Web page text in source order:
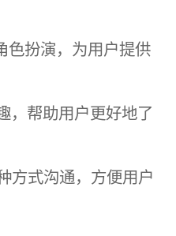
色扮演，为用户提供
，帮助用户更好地了
方式沟通，方便用户